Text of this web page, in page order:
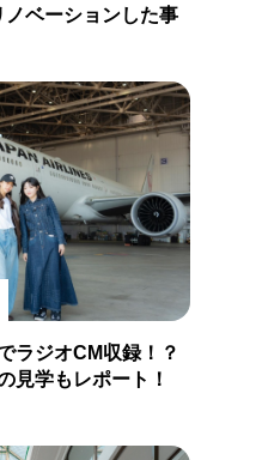
ベーションした事
ラジオCM収録！？
見学もレポート！